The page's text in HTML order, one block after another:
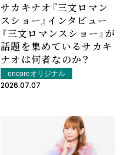
サカキナオ『三文ロマン
スショー』インタビュー
――『三文ロマンスショー』が
話題を集めているサカキ
ナオは何者なのか？
encoreオリジナル
2026.07.07